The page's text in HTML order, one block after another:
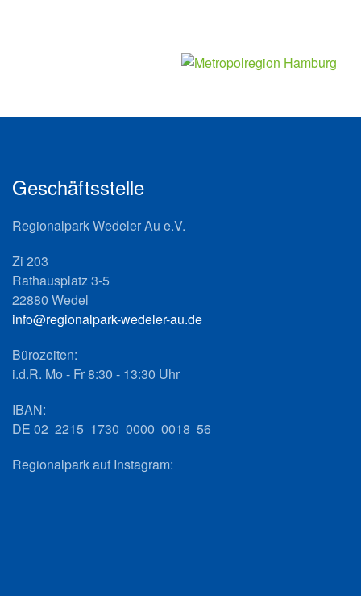
Geschäftsstelle
Regionalpark Wedeler Au e.V.
Zi 203
Rathausplatz 3-5
22880 Wedel
info@regionalpark-wedeler-au.de
Bürozeiten:
i.d.R. Mo - Fr 8:30 - 13:30 Uhr
IBAN:
DE 02 2215 1730 0000 0018 56
Regionalpark auf Instagram: